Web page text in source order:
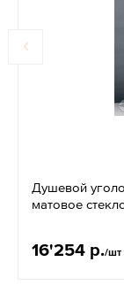
Душевой
матовое
16'254 р./шт